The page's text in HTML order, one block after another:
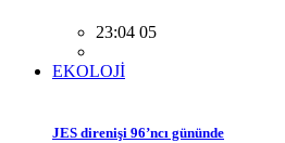
23:04 05
EKOLOJİ
JES direnişi 96’ncı gününde